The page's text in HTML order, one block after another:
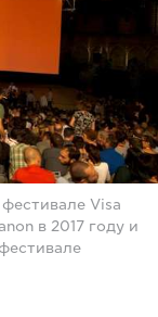
Visa
в 2017 году и